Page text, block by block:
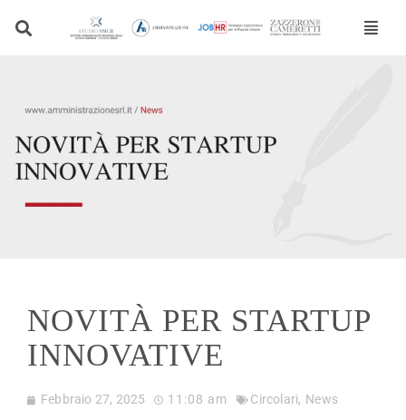
NOVITÀ PER STARTUP
INNOVATIVE
Febbraio 27, 2025 11:08 am Circolari, News